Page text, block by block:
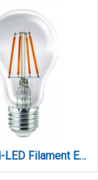
JUSTLed-LED Filament Ε27 A60 5W 4000K Φυσικό (B276005102)